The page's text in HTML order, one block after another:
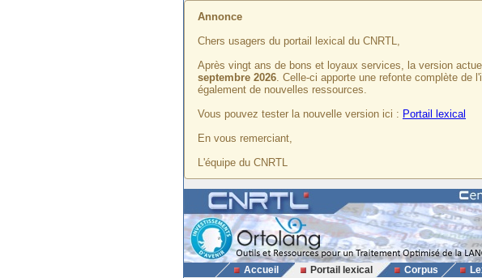
Annonce
Chers usagers du portail lexical du CNRTL,
Après vingt ans de bons et loyaux services, la version
septembre 2026. Celle-ci apporte une refonte complète de
également de nouvelles ressources.
Vous pouvez tester la nouvelle version ici : Portail lexical
En vous remerciant,
L'équipe du CNRTL
Accueil Portail lexical Corpus